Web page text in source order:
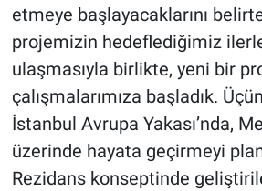
etmeye başlayacaklarını
projemizin hedeflediğimiz
ulaşmasıyla birlikte, yeni bir
çalışmalarımıza başladık.
İstanbul Avrupa Yakası’nda,
üzerinde hayata geçirmeyi
Rezidans konseptinde